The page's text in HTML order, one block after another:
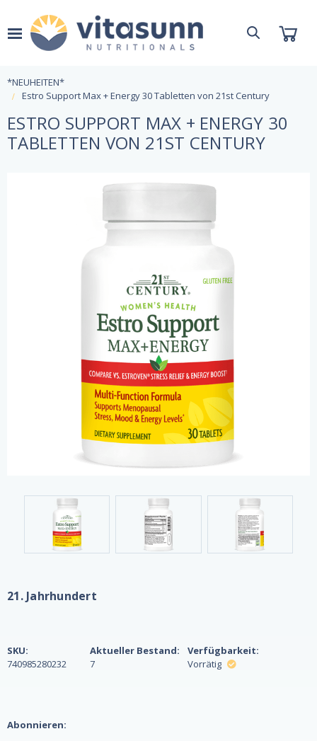
*NEUHEITEN*
Estro Support Max + Energy 30 Tabletten von 21st Century
ESTRO SUPPORT MAX + ENERGY 30
TABLETTEN VON 21ST CENTURY
21. Jahrhundert
SKU:
740985280232
Aktueller Bestand:
7
Verfügbarkeit:
Vorrätig
Abonnieren: